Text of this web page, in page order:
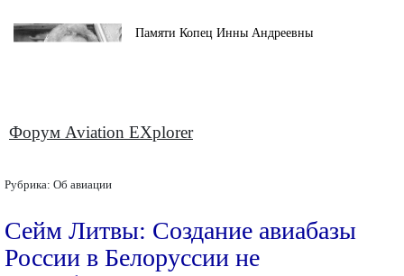
Памяти Копец Инны Андреевны
Форум Aviation EXplorer
Рубрика: Об авиации
Сейм Литвы: Создание авиабазы
России в Белоруссии не